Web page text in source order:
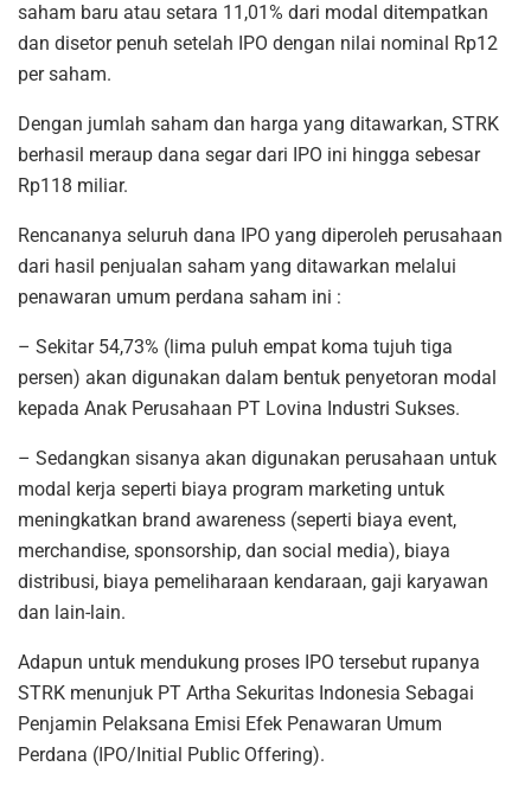
saham baru atau setara 11,01% dari modal ditempatkan
dan disetor penuh setelah IPO dengan nilai nominal Rp12
per saham.
Dengan jumlah saham dan harga yang ditawarkan, STRK
berhasil meraup dana segar dari IPO ini hingga sebesar
Rp118 miliar.
Rencananya seluruh dana IPO yang diperoleh perusahaan
dari hasil penjualan saham yang ditawarkan melalui
penawaran umum perdana saham ini :
– Sekitar 54,73% (lima puluh empat koma tujuh tiga
persen) akan digunakan dalam bentuk penyetoran modal
kepada Anak Perusahaan PT Lovina Industri Sukses.
– Sedangkan sisanya akan digunakan perusahaan untuk
modal kerja seperti biaya program marketing untuk
meningkatkan brand awareness (seperti biaya event,
merchandise, sponsorship, dan social media), biaya
distribusi, biaya pemeliharaan kendaraan, gaji karyawan
dan lain-lain.
Adapun untuk mendukung proses IPO tersebut rupanya
STRK menunjuk PT Artha Sekuritas Indonesia Sebagai
Penjamin Pelaksana Emisi Efek Penawaran Umum
Perdana (IPO/Initial Public Offering).